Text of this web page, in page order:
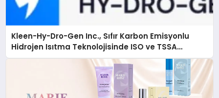
Kleen-Hy-Dro-Gen Inc., Sıfır Karbon Emisyonlu
Hidrojen Isıtma Teknolojisinde ISO ve TSSA
Düzenleyici Onaylarını Aldı